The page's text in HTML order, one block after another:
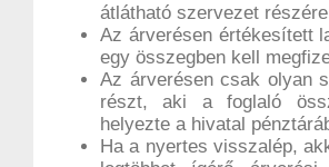
átlátható szervezet
Az árverésen értékesített
egy összegben kell
Az árverésen csak olyan
részt, aki a foglaló
helyezte a hivatal
Ha a nyertes visszalép,